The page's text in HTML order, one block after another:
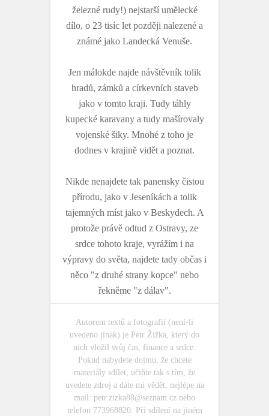
železné rudy!) nejstarší umělecké
dílo, o 23 tisíc let později nalezené a
známé jako Landecká Venuše.
Jen málokde najde návštěvník tolik
hradů, zámků a církevních staveb
jako v tomto kraji. Tudy táhly
kupecké karavany a tudy mašírovaly
vojenské šiky. Mnohé z toho je
dodnes v krajině vidět a poznat.
Nikde nenajdete tak panensky čistou
přírodu, jako v Jeseníkách a tolik
tajemných míst jako v Beskydech. A
protože právě odtud z Ostravy, ze
srdce tohoto kraje, vyrážím i na
výpravy do světa, najdete tady občas i
něco "z druhé strany kopce" nebo
řekněme "z dálav".
Autorem textů a fotografií (není-li
uvedeno jinak) je Petr Žižka, který do
nich vložil svůj čas, finance a srdce.
Pokud nabydete dojmu, že chcete
materiály sdílet, učiňte tak s tím, že
uvedete zdroj a dáte mi vědět, nejlépe na
mail: petr.zizka88@seznam.cz nebo
telefon 773968820. Při sdílení na jiném